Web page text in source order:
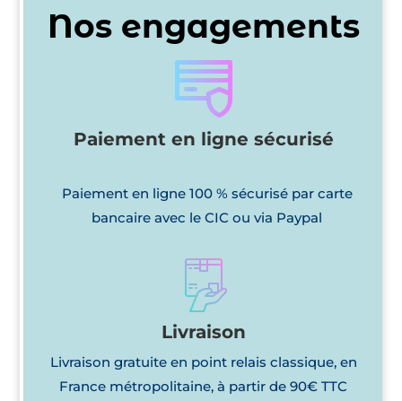
Nos engagements
Paiement en ligne sécurisé
Paiement en ligne 100 % sécurisé par carte
bancaire avec le CIC ou via Paypal
Livraison
Livraison gratuite en point relais classique, en
France métropolitaine, à partir de 90€ TTC